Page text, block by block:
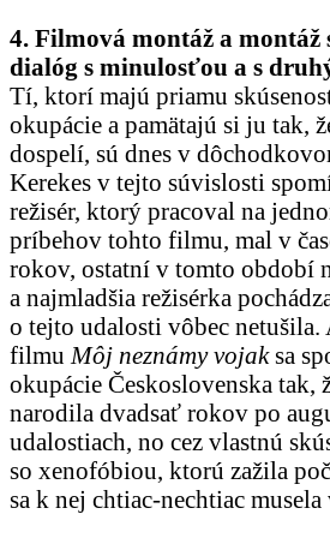
4. Filmová montáž a montáž
dialóg s minulosťou a s
Tí, ktorí majú priamu
okupácie a pamätajú si ju tak,
dospelí, sú dnes v
Kerekes v tejto súvislosti
režisér, ktorý pracoval na
príbehov tohto filmu, mal v
rokov, ostatní v tomto období
a najmladšia režisérka
o tejto udalosti vôbec netušila.
filmu Môj neznámy vojaksa
okupácie Československa tak,
narodila dvadsať rokov po
udalostiach, no cez vlastnú
so xenofóbiou, ktorú zažila
sa k nej chtiac-nechtiac